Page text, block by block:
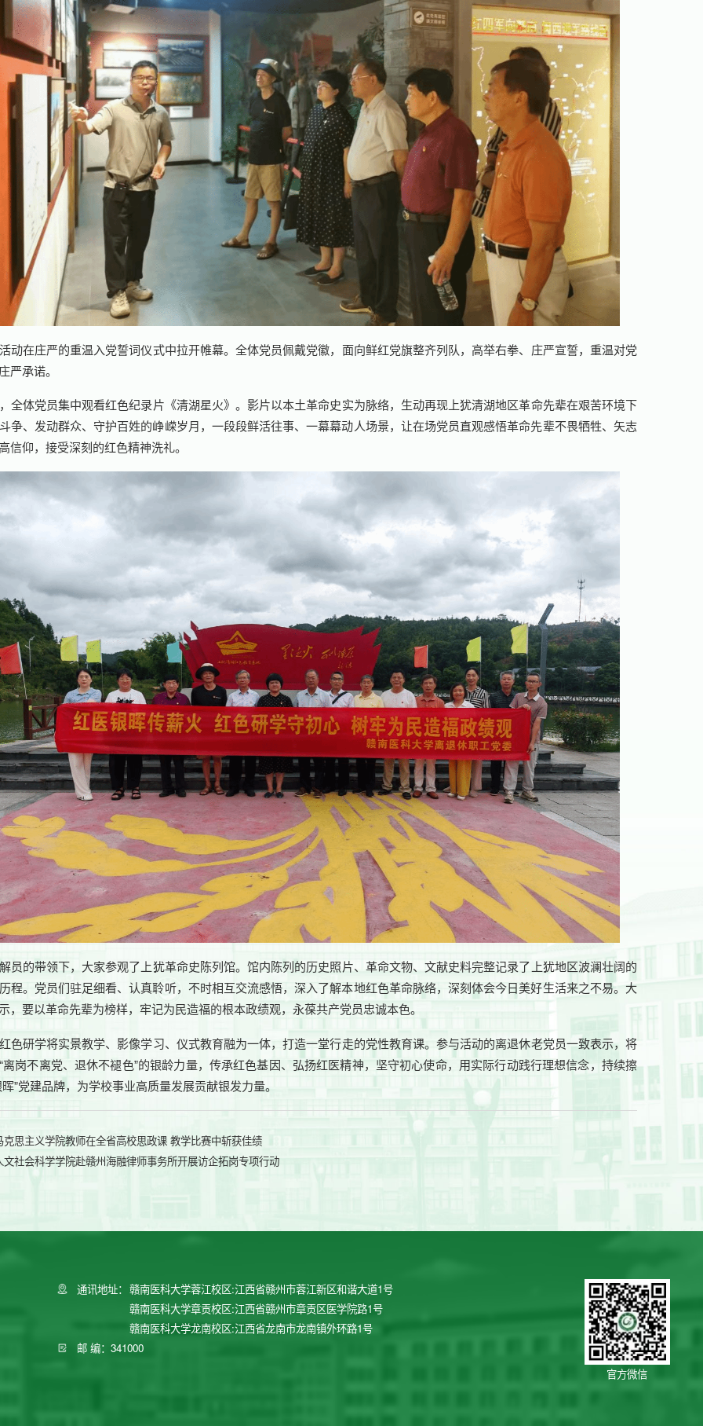
动在庄严的重温入党誓词仪式中拉开帷幕。全体党员佩戴党徽，面向鲜红党旗整齐列队，高举右拳、庄严宣誓，重温对党
严承诺。
全体党员集中观看红色纪录片《清湖星火》。影片以本土革命史实为脉络，生动再现上犹清湖地区革命先辈在艰苦环境下
争、发动群众、守护百姓的峥嵘岁月，一段段鲜活往事、一幕幕动人场景，让在场党员直观感悟革命先辈不畏牺牲、矢志
信仰，接受深刻的红色精神洗礼。
员的带领下，大家参观了上犹革命史陈列馆。馆内陈列的历史照片、革命文物、文献史料完整记录了上犹地区波澜壮阔的
程。党员们驻足细看、认真聆听，不时相互交流感悟，深入了解本地红色革命脉络，深刻体会今日美好生活来之不易。大
，要以革命先辈为榜样，牢记为民造福的根本政绩观，永葆共产党员忠诚本色。
色研学将实景教学、影像学习、仪式教育融为一体，打造一堂行走的党性教育课。参与活动的离退休老党员一致表示，将
离岗不离党、退休不褪色”的银龄力量，传承红色基因、弘扬红医精神，坚守初心使命，用实际行动践行理想信念，持续擦
晖”党建品牌，为学校事业高质量发展贡献银发力量。
克思主义学院教师在全省高校思政课 教学比赛中斩获佳绩
文社会科学学院赴赣州海融律师事务所开展访企拓岗专项行动
通讯地址： 赣南医科大学蓉江校区:江西省赣州市蓉江新区和谐大道1号
赣南医科大学章贡校区:江西省赣州市章贡区医学院路1号
赣南医科大学龙南校区:江西省龙南市龙南镇外环路1号
邮 编：341000
官方微信